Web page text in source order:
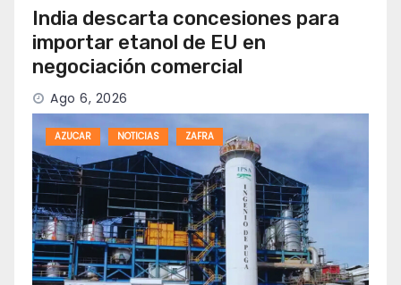
India descarta concesiones para
importar etanol de EU en
negociación comercial
Ago 6, 2026
AZUCAR NOTICIAS ZAFRA